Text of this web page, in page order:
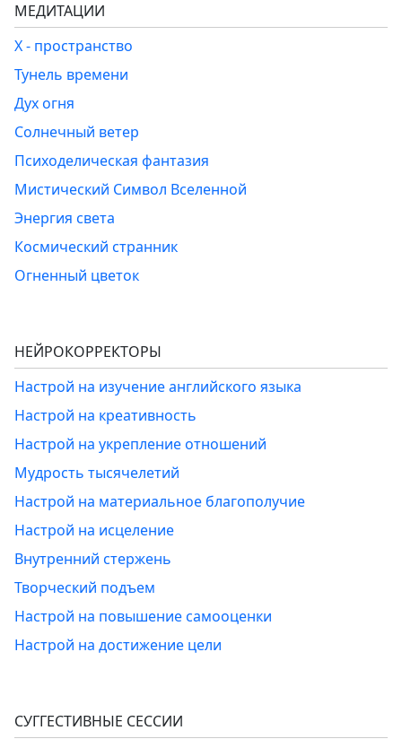
МЕДИТАЦИИ
Х - пространство
Тунель времени
Дух огня
Солнечный ветер
Психоделическая фантазия
Мистический Символ Вселенной
Энергия света
Космический странник
Огненный цветок
НЕЙРОКОРРЕКТОРЫ
Настрой на изучение английского языка
Настрой на креативность
Настрой на укрепление отношений
Мудрость тысячелетий
Настрой на материальное благополучие
Настрой на исцеление
Внутренний стержень
Творческий подъем
Настрой на повышение самооценки
Настрой на достижение цели
СУГГЕСТИВНЫЕ СЕССИИ